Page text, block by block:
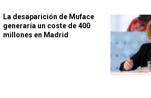
La desaparición de Muface
generaría un coste de 400
millones en Madrid